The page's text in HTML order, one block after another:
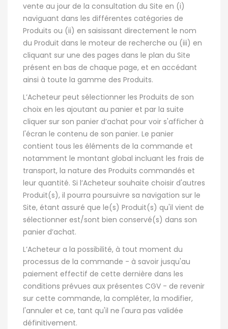
vente au jour de la consultation du Site en (i)
naviguant dans les différentes catégories de
Produits ou (ii) en saisissant directement le nom
du Produit dans le moteur de recherche ou (iii) en
cliquant sur une des pages dans le plan du Site
présent en bas de chaque page, et en accédant
ainsi à toute la gamme des Produits.
L’Acheteur peut sélectionner les Produits de son
choix en les ajoutant au panier et par la suite
cliquer sur son panier d’achat pour voir s'afficher à
l'écran le contenu de son panier. Le panier
contient tous les éléments de la commande et
notamment le montant global incluant les frais de
transport, la nature des Produits commandés et
leur quantité. Si l’Acheteur souhaite choisir d'autres
Produit(s), il pourra poursuivre sa navigation sur le
Site, étant assuré que le(s) Produit(s) qu'il vient de
sélectionner est/sont bien conservé(s) dans son
panier d’achat.
L’Acheteur a la possibilité, à tout moment du
processus de la commande - à savoir jusqu'au
paiement effectif de cette dernière dans les
conditions prévues aux présentes CGV - de revenir
sur cette commande, la compléter, la modifier,
l'annuler et ce, tant qu'il ne l'aura pas validée
définitivement.